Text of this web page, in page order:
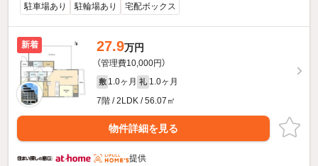
駐車場あり 駐輪場あり 宅配ボックス
新着 27.9万円
（管理費10,000円）
敷 1.0ヶ月 礼 1.0ヶ月
7階 / 2LDK / 56.07㎡
物件詳細を見る
提供